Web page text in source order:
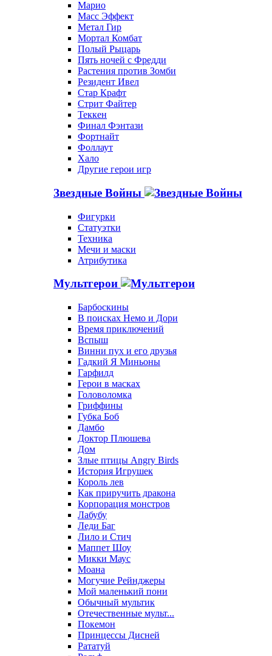
Марио
Масс Эффект
Метал Гир
Мортал Комбат
Полый Рыцарь
Пять ночей с Фредди
Растения против Зомби
Резидент Ивел
Стар Крафт
Стрит Файтер
Теккен
Финал Фэнтази
Фортнайт
Фоллаут
Хало
Другие герои игр
Звездные Войны
Фигурки
Статуэтки
Техника
Мечи и маски
Атрибутика
Мультгерои
Барбоскины
В поисках Немо и Дори
Время приключений
Вспыш
Винни пух и его друзья
Гадкий Я Миньоны
Гарфилд
Герои в масках
Головоломка
Гриффины
Губка Боб
Дамбо
Доктор Плюшева
Дом
Злые птицы Angry Birds
История Игрушек
Король лев
Как приручить дракона
Корпорация монстров
Лабубу
Леди Баг
Лило и Стич
Маппет Шоу
Микки Маус
Моана
Могучие Рейнджеры
Мой маленький пони
Обычный мультик
Отечественные мульт...
Покемон
Принцессы Дисней
Рататуй